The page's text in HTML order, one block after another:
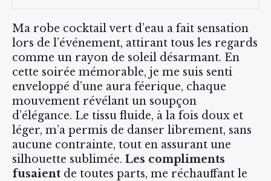
Ma robe cocktail vert d’eau a fait sensation
lors de l’événement, attirant tous les regards
comme un rayon de soleil désarmant. En
cette soirée mémorable, je me suis senti
enveloppé d’une aura féerique, chaque
mouvement révélant un soupçon
d’élégance. Le tissu fluide, à la fois doux et
léger, m’a permis de danser librement, sans
aucune contrainte, tout en assurant une
silhouette sublimée. Les compliments
fusaient de toutes parts, me réchauffant le